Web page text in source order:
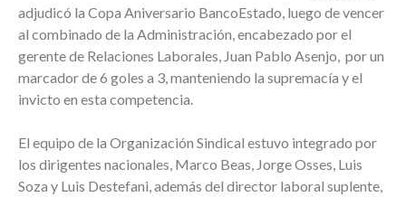
adjudicó la Copa Aniversario BancoEstado, luego de vencer
al combinado de la Administración, encabezado por el
gerente de Relaciones Laborales, Juan Pablo Asenjo, por un
marcador de 6 goles a 3, manteniendo la supremacía y el
invicto en esta competencia.
El equipo de la Organización Sindical estuvo integrado por
los dirigentes nacionales, Marco Beas, Jorge Osses, Luis
Soza y Luis Destefani, además del director laboral suplente,